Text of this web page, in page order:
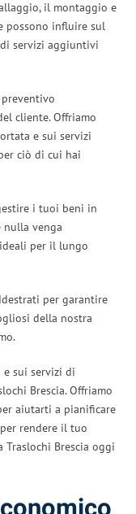
il montaggio e
possono influire sul
di servizi aggiuntivi
preventivo
cliente. Offriamo
e sui servizi
ciò di cui hai
i tuoi beni in
nulla venga
per il lungo
per garantire
della nostra
sui servizi di
Brescia. Offriamo
aiutarti a pianificare
rendere il tuo
Brescia oggi